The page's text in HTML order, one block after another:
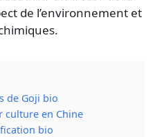
de l’environnement et
de Goji bio
culture en Chine
bio